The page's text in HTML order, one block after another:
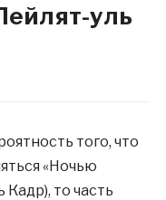
уль
того, что
«Ночью
то часть